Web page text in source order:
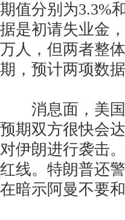
期值分别为3.3%
据是初请失业金
万人，但两者整
期，预计两项数
消息面，美国
预期双方很快会
对伊朗进行袭击
红线。特朗普还
在暗示阿曼不要